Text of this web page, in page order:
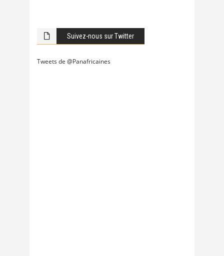
Suivez-nous sur Twitter
Tweets de @Panafricaines